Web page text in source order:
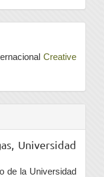
Creative
Universidad
de la Universidad